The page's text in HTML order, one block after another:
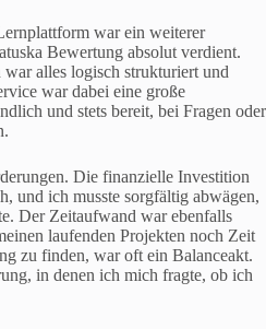
war ein weiterer
Bewertung absolut verdient.
alles logisch strukturiert und
war dabei eine große
und stets bereit, bei Fragen oder
Die finanzielle Investition
und ich musste sorgfältig abwägen,
Der Zeitaufwand war ebenfalls
laufenden Projekten noch Zeit
zu finden, war oft ein Balanceakt.
in denen ich mich fragte, ob ich